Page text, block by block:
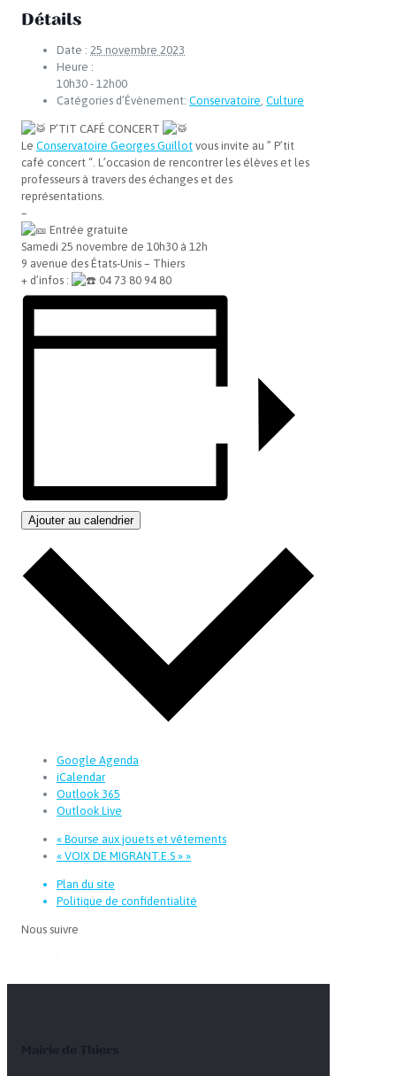
Détails
Date : 25 novembre 2023
Heure :
10h30 - 12h00
Catégories d’Évènement: Conservatoire Culture
P’TIT CAFÉ CONCERT
Le Conservatoire Georges Guillot vous invite au ” P’tit
café concert “. L’occasion de rencontrer les élèves et les
professeurs à travers des échanges et des
représentations.
–
Entrée gratuite
Samedi 25 novembre de 10h30 à 12h
9 avenue des États-Unis – Thiers
+ d’infos :
04 73 80 94 80
Ajouter au calendrier
Google Agenda
iCalendar
Outlook 365
Outlook Live
« Bourse aux jouets et vêtements
« VOIX DE MIGRANT.E.S » »
Plan du site
Politique de confidentialité
Nous suivre